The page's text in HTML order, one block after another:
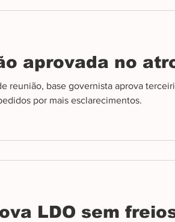
aprovada no
reunião, base governista aprova
por mais esclarecimentos.
LDO sem